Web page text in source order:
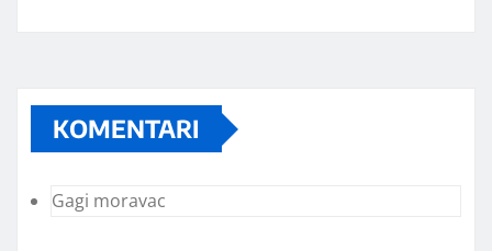
KOMENTARI
Gagi moravac